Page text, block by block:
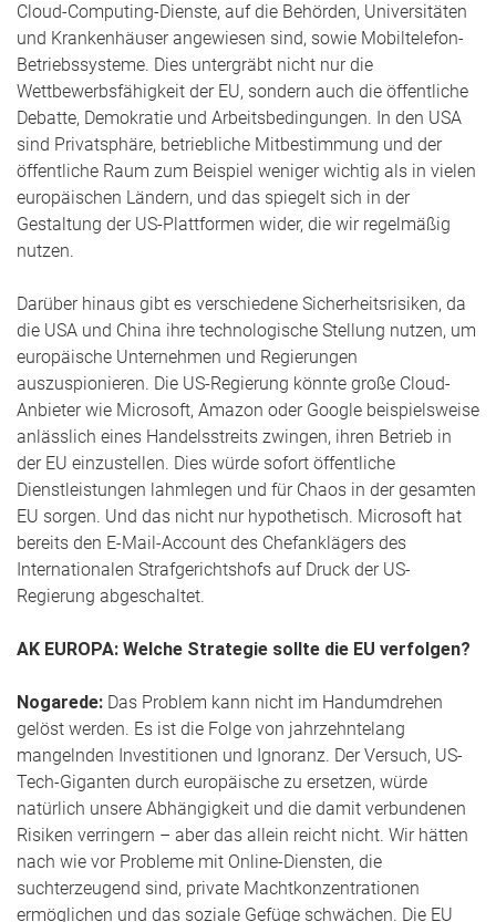
Cloud-Computing-Dienste, auf die Behörden, Universitäten
und Krankenhäuser angewiesen sind, sowie Mobiltelefon-
Betriebssysteme. Dies untergräbt nicht nur die
Wettbewerbsfähigkeit der EU, sondern auch die öffentliche
Debatte, Demokratie und Arbeitsbedingungen. In den USA
sind Privatsphäre, betriebliche Mitbestimmung und der
öffentliche Raum zum Beispiel weniger wichtig als in vielen
europäischen Ländern, und das spiegelt sich in der
Gestaltung der US-Plattformen wider, die wir regelmäßig
nutzen.
Darüber hinaus gibt es verschiedene Sicherheitsrisiken, da
die USA und China ihre technologische Stellung nutzen, um
europäische Unternehmen und Regierungen
auszuspionieren. Die US-Regierung könnte große Cloud-
Anbieter wie Microsoft, Amazon oder Google beispielsweise
anlässlich eines Handelsstreits zwingen, ihren Betrieb in
der EU einzustellen. Dies würde sofort öffentliche
Dienstleistungen lahmlegen und für Chaos in der gesamten
EU sorgen. Und das nicht nur hypothetisch. Microsoft hat
bereits den E-Mail-Account des Chefanklägers des
Internationalen Strafgerichtshofs auf Druck der US-
Regierung abgeschaltet.
AK EUROPA: Welche Strategie sollte die EU verfolgen?
Nogarede: Das Problem kann nicht im Handumdrehen
gelöst werden. Es ist die Folge von jahrzehntelang
mangelnden Investitionen und Ignoranz. Der Versuch, US-
Tech-Giganten durch europäische zu ersetzen, würde
natürlich unsere Abhängigkeit und die damit verbundenen
Risiken verringern – aber das allein reicht nicht. Wir hätten
nach wie vor Probleme mit Online-Diensten, die
suchterzeugend sind, private Machtkonzentrationen
ermöglichen und das soziale Gefüge schwächen. Die EU